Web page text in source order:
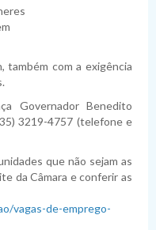
também com a exigência
Governador Benedito
3219-4757 (telefone e
que não sejam as
da Câmara e conferir as
vagas-de-emprego-